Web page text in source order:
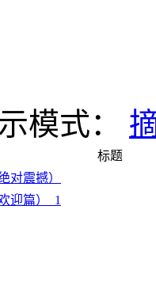
模式：
标题
对震撼）
迎篇）_1